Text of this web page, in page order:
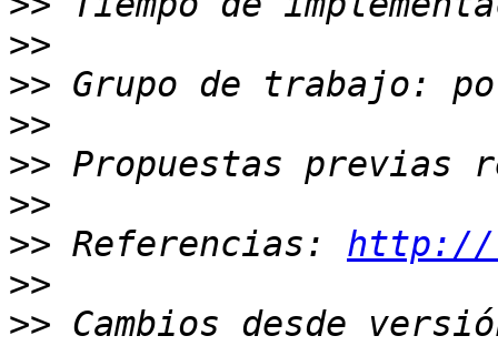
>>
>>
>>
>>
>>
>> Referencias: http://
>>
>> Cambios desde